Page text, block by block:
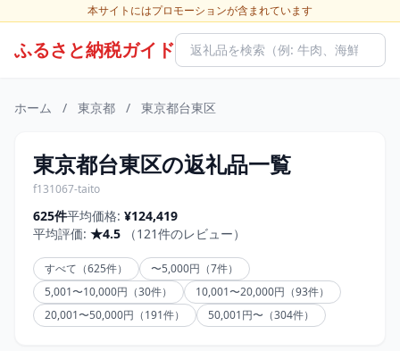
本サイトにはプロモーションが含まれています
ふるさと納税ガイド
ホーム / 東京都 / 東京都台東区
東京都台東区の返礼品一覧
f131067-taito
625件平均価格: ¥124,419
平均評価: ★4.5 （121件のレビュー）
すべて（625件）
〜5,000円（7件）
5,001〜10,000円（30件）
10,001〜20,000円（93件）
20,001〜50,000円（191件）
50,001円〜（304件）